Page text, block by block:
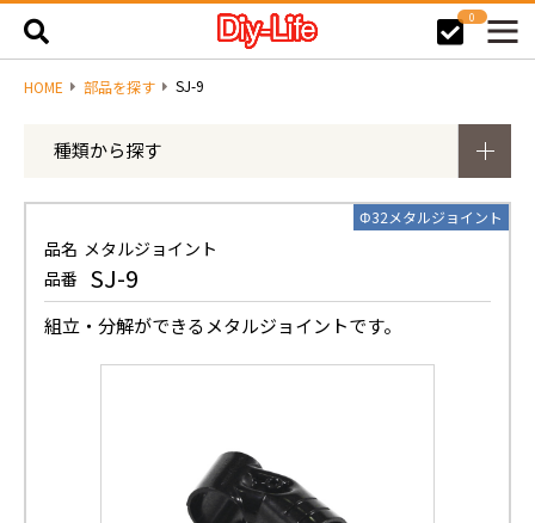
0
HOME 部品を探す SJ-9
種類から探す
Φ32メタルジョイント
品名 メタルジョイント
品番 SJ-9
組立・分解ができるメタルジョイントです。